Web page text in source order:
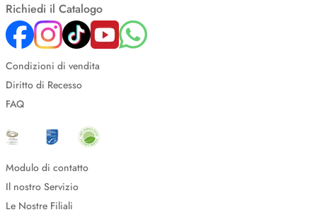
Richiedi il Catalogo
Condizioni di vendita
Diritto di Recesso
FAQ
Modulo di contatto
Il nostro Servizio
Le Nostre Filiali